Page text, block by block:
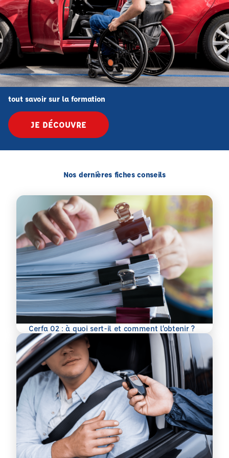
tout savoir sur la formation
JE DÉCOUVRE
Nos dernières fiches conseils
Cerfa 02 : à quoi sert-il et comment l’obtenir ?
En savoir plus